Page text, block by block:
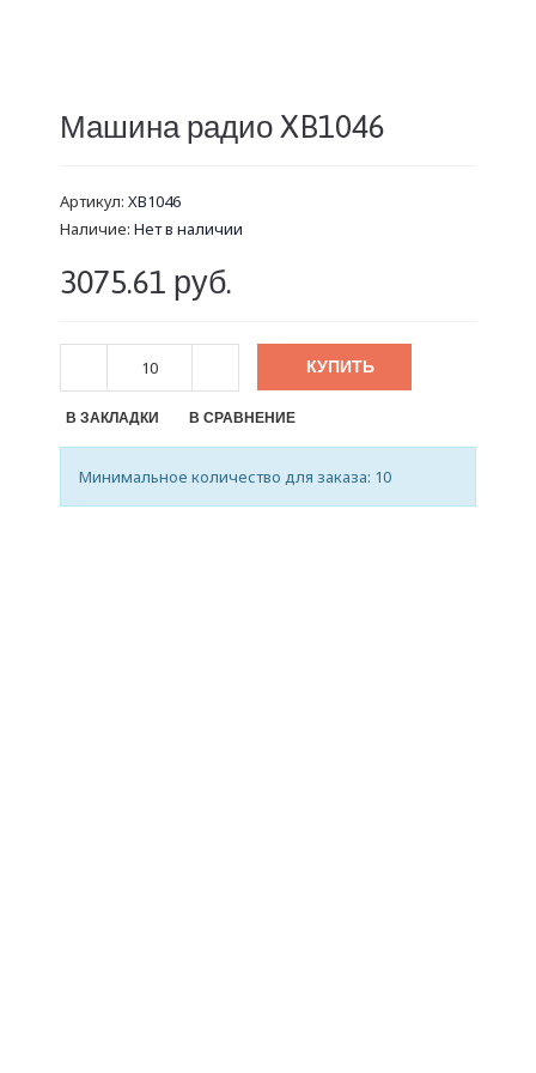
Машина радио XB1046
Артикул: XB1046
Наличие: Нет в наличии
3075.61 руб.
КУПИТЬ
В ЗАКЛАДКИ В СРАВНЕНИЕ
Минимальное количество для заказа: 10